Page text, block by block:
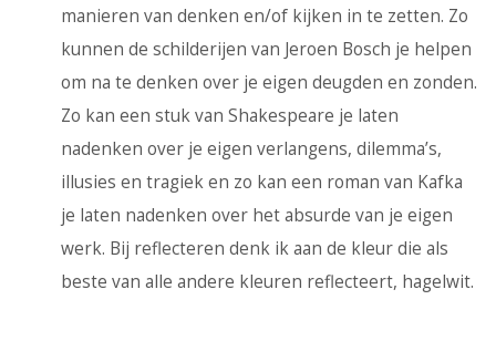
manieren van denken en/of kijken in te zetten. Zo
kunnen de schilderijen van Jeroen Bosch je helpen
om na te denken over je eigen deugden en zonden.
Zo kan een stuk van Shakespeare je laten
nadenken over je eigen verlangens, dilemma’s,
illusies en tragiek en zo kan een roman van Kafka
je laten nadenken over het absurde van je eigen
werk. Bij reflecteren denk ik aan de kleur die als
beste van alle andere kleuren reflecteert, hagelwit.